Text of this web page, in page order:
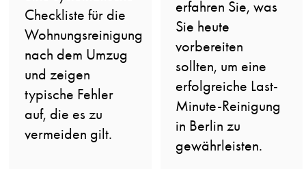
Checkliste für die
Wohnungsreinigung
nach dem Umzug
und zeigen
typische Fehler
auf, die es zu
vermeiden gilt.
erfahren Sie, was
Sie heute
vorbereiten
sollten, um eine
erfolgreiche Last-
Minute-Reinigung
in Berlin zu
gewährleisten.